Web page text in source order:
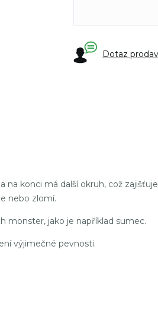
Dotaz
konci má další okruh, což
nebo zlomí.
monster, jako je například sumec.
výjimečné pevnosti.